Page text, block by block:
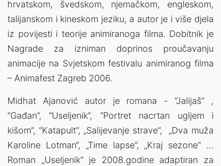
hrvatskom, švedskom, njemačkom, engleskom,
talijanskom i kineskom jeziku, a autor je i više djela
iz povijesti i teorije animiranoga filma. Dobitnik je
Nagrade za izniman doprinos proučavanju
animacije na Svjetskom festivalu animiranog filma
– Animafest Zagreb 2006.
Midhat Ajanović autor je romana - “Jalijaš” ,
“Gađan”, “Useljenik”, “Portret nacrtan ugljem i
kišom”, ”Katapult”, „Salijevanje strave“, „Dva muža
Karoline Lotman“, „Time lapse“, „Kraj sezone“ ...
Roman „Useljenik“ je 2008.godine adaptiran za